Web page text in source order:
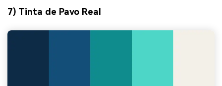
7) Tinta de Pavo Real